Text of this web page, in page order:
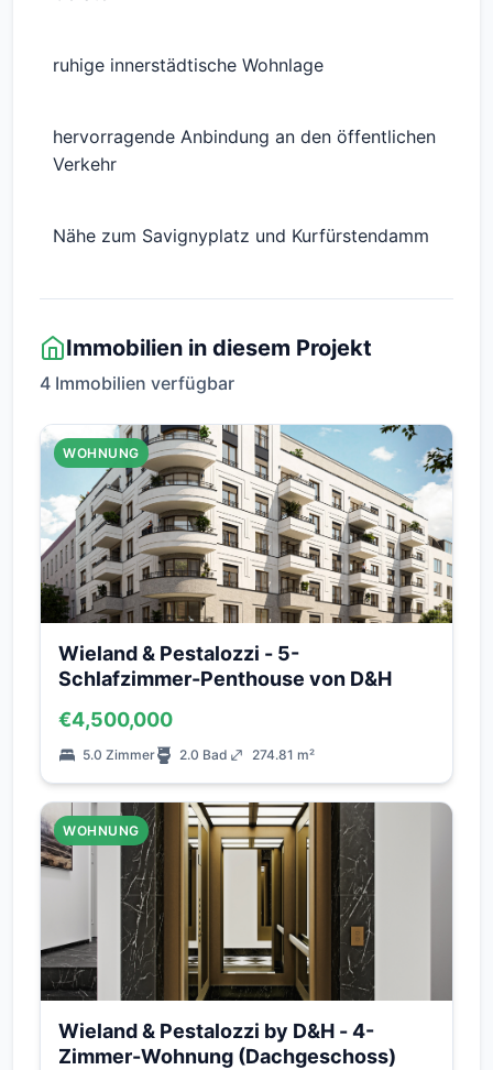
ruhige innerstädtische Wohnlage
hervorragende Anbindung an den öffentlichen
Verkehr
Nähe zum Savignyplatz und Kurfürstendamm
Immobilien in diesem Projekt
4 Immobilien verfügbar
WOHNUNG
Wieland & Pestalozzi - 5-
Schlafzimmer-Penthouse von D&H
€4,500,000
5.0 Zimmer 2.0 Bad 274.81 m²
WOHNUNG
Wieland & Pestalozzi by D&H - 4-
Zimmer-Wohnung (Dachgeschoss)